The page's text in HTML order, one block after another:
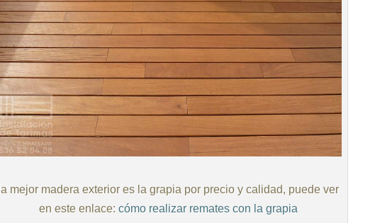
la mejor madera exterior es la grapia por precio y calidad, puede ver
en este enlace: cómo realizar remates con la grapia